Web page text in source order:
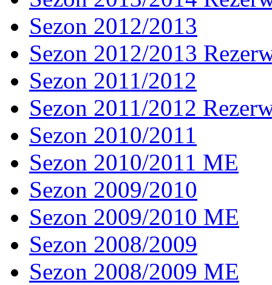
Sezon 2012/2013
Sezon 2012/2013
Sezon 2011/2012
Sezon 2011/2012
Sezon 2010/2011
Sezon 2010/2011 ME
Sezon 2009/2010
Sezon 2009/2010 ME
Sezon 2008/2009
Sezon 2008/2009 ME